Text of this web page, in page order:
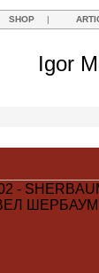
SHOP |
Igor